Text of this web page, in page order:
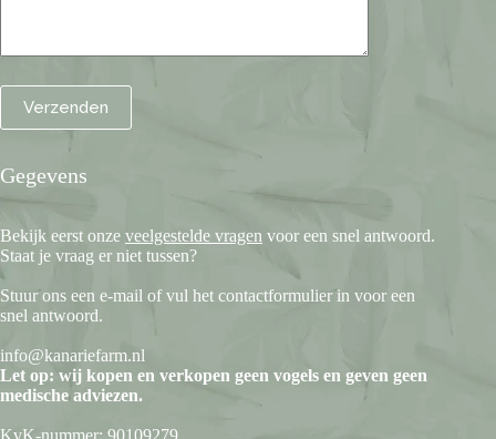
Gegevens
Bekijk eerst onze veelgestelde vragen voor een snel antwoord.
Staat je vraag er niet tussen?
Stuur ons een e-mail of vul het contactformulier in voor een
snel antwoord.
info@kanariefarm.nl
Let op: wij kopen en verkopen geen vogels en geven geen
medische adviezen.
KvK-nummer: 90109279